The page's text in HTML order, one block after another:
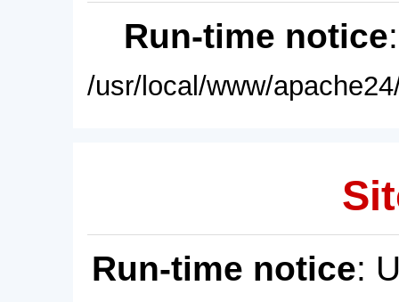
Run-time notice
/usr/local/www/
Run-time notice: